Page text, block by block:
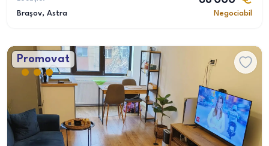
Brașov, Astra Negociabil
Promovat